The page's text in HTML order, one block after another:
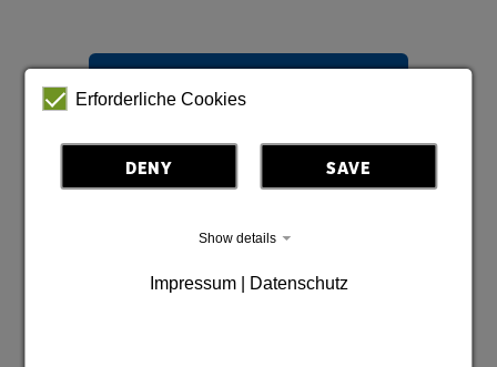
Zustimmung zum "" Cookie um diesen
Inhalt anzuzeigen
Datenschutz | Impressum
Erforderliche Cookies
DENY SAVE
Show details
Impressum | Datenschutz